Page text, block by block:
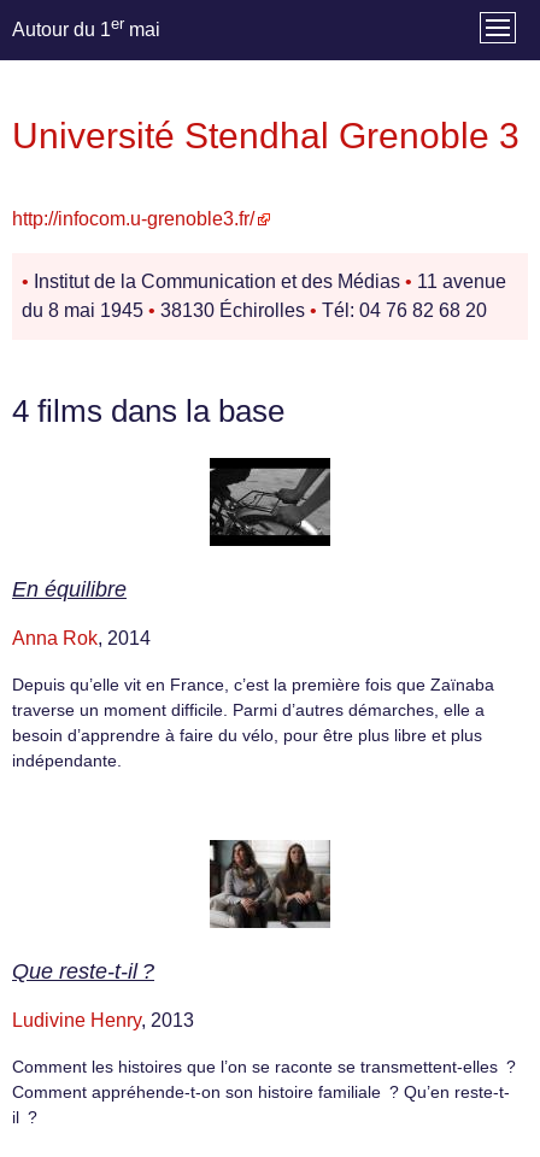
Autour du 1er mai
Université Stendhal Grenoble 3
http://infocom.u-grenoble3.fr/
• Institut de la Communication et des Médias • 11 avenue
du 8 mai 1945 • 38130 Échirolles • Tél: 04 76 82 68 20
4 films dans la base
En équilibre
Anna Rok, 2014
Depuis qu’elle vit en France, c’est la première fois que Zaïnaba
traverse un moment difficile. Parmi d’autres démarches, elle a
besoin d’apprendre à faire du vélo, pour être plus libre et plus
indépendante.
Que reste-t-il ?
Ludivine Henry, 2013
Comment les histoires que l’on se raconte se transmettent-elles ?
Comment appréhende-t-on son histoire familiale ? Qu’en reste-t-
il ?